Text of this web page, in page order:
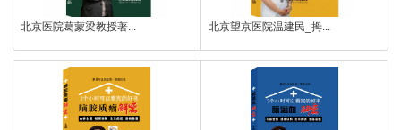
北京医院葛蒙梁教授著... 北京望京医院温建民_拇...